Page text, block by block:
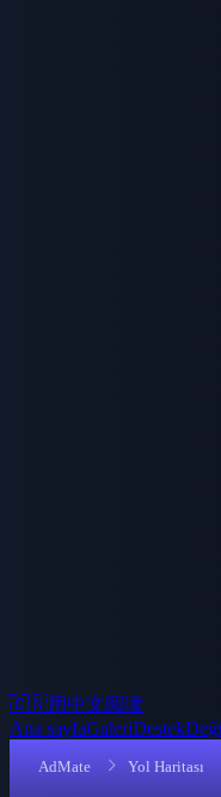
🇨🇳用中文阅读
Ana sayfaGaleriDestek
AdMate Yol Haritası